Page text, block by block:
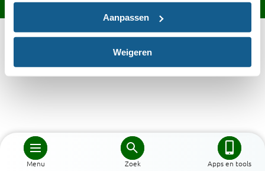
Aanpassen
Weigeren
Menu Zoek Apps en tools